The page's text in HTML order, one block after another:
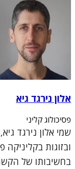
אלון נירגד גיא
פסיכולוג קליני
שמי אלון נירגד
ובזוגות בקליניקה
בחשיבותו של